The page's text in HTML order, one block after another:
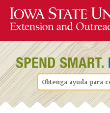
Obtenga ayuda para